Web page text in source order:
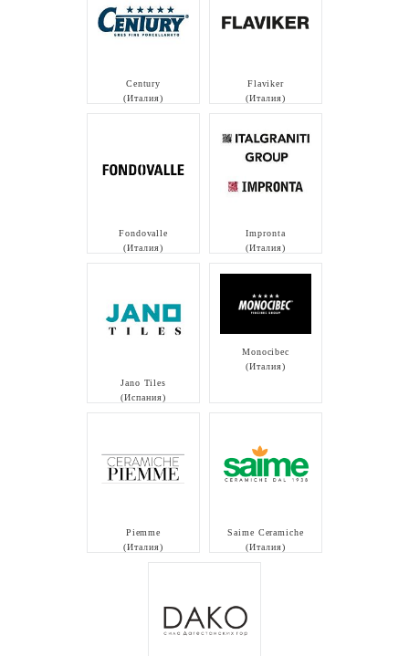
Century
(Италия)
Flaviker
(Италия)
Fondovalle
(Италия)
Impronta
(Италия)
Jano Tiles
(Испания)
Monocibec
(Италия)
Piemme
(Италия)
Saime Ceramiche
(Италия)